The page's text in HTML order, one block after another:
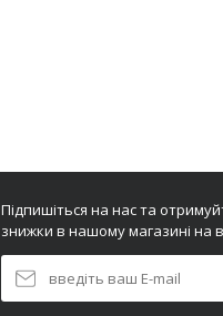
Підпишіться на нас та
знижки в нашому магазині на